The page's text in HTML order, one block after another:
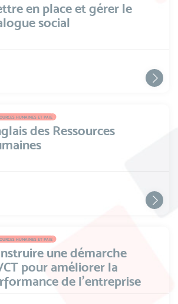
en place et gérer le
social
HUMAINES ET PAIE
des Ressources
HUMAINES ET PAIE
une démarche
pour améliorer la
de l’entreprise